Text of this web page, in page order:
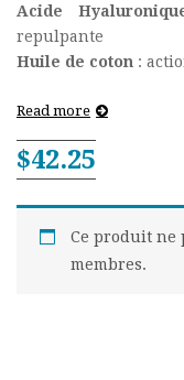
Acide
repulpante
Huile de coton :
Read more
$42.25
Ce produit ne
membres.